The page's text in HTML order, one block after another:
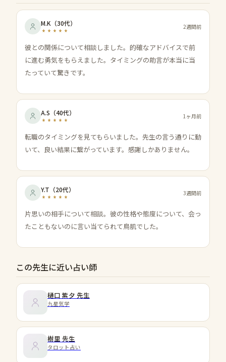
M.K （30代） 2週間前
彼との関係について相談しました。的確なアドバイスで前
に進む勇気をもらえました。タイミングの助言が本当に当
たっていて驚きです。
A.S （40代） 1ヶ月前
転職のタイミングを見てもらいました。先生の言う通りに動
いて、良い結果に繋がっています。感謝しかありません。
Y.T （20代） 3週間前
片思いの相手について相談。彼の性格や態度について、会っ
たこともないのに言い当てられて鳥肌でした。
この先生に近い占い師
樋口 紫夕 先生
九星気学
樹里 先生
タロット占い